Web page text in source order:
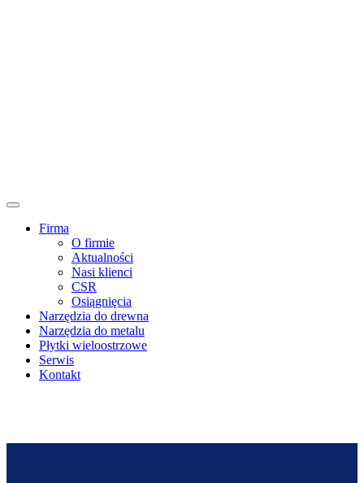
Firma
O firmie
Aktualności
Nasi klienci
CSR
Osiągnięcia
Narzędzia do drewna
Narzędzia do metalu
Płytki wieloostrzowe
Serwis
Kontakt